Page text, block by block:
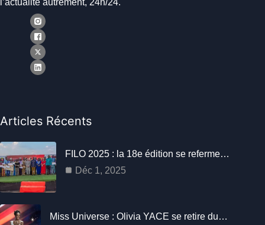
l’actualité autrement, 24h/24.
Articles Récents
FILO 2025 : la 18e édition se referme…
Déc 1, 2025
Miss Universe : Olivia YACE se retire du…